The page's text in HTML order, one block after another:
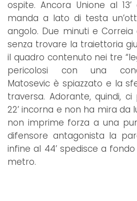
ospite. Ancora Unione al
manda a lato di testa
angolo. Due minuti e
senza trovare la traiettoria
il quadro contenuto nei tre
pericolosi con una
Matosevic è spiazzato e la
traversa. Adorante, quindi,
22’ incorna e non ha mira da
non imprime forza a una
difensore antagonista la
infine al 44’ spedisce a
metro.